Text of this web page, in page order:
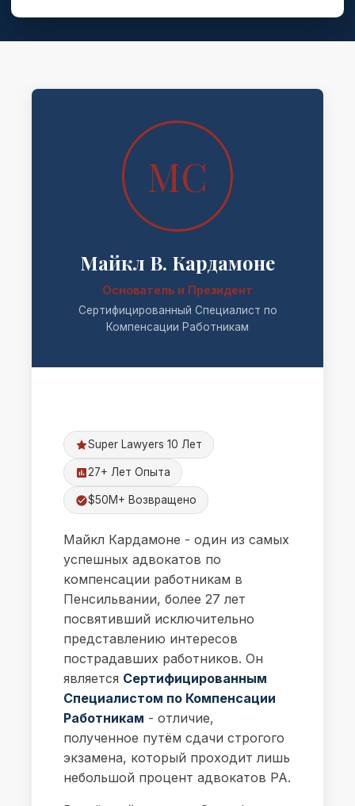
MC
Майкл В. Кардамоне
Основатель и Президент
Сертифицированный Специалист по
Компенсации Работникам
Super Lawyers 10 Лет
27+ Лет Опыта
$50M+ Возвращено
Майкл Кардамоне - один из самых
успешных адвокатов по
компенсации работникам в
Пенсильвании, более 27 лет
посвятивший исключительно
представлению интересов
пострадавших работников. Он
является Сертифицированным
Специалистом по Компенсации
Работникам - отличие,
полученное путём сдачи строгого
экзамена, который проходит лишь
небольшой процент адвокатов PA.